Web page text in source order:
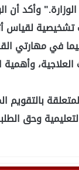
وأكد أن
لقياس
في مهارتي
العلاجية،
التعليمية وحق